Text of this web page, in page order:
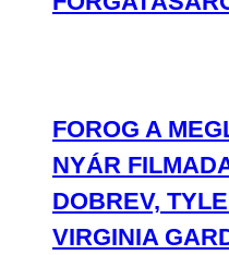
FOROG A
NYÁR
DOBREV,
VIRGINIA